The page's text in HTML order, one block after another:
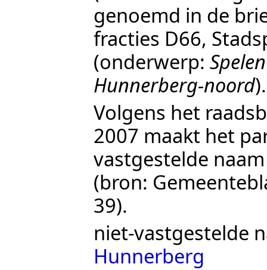
genoemd in de
fracties D66,
(onderwerp:
Hunnerberg-noord).
Volgens het
2007 maakt het
vastgestelde
(bron:
39).
niet-vastgestelde
Hunnerberg